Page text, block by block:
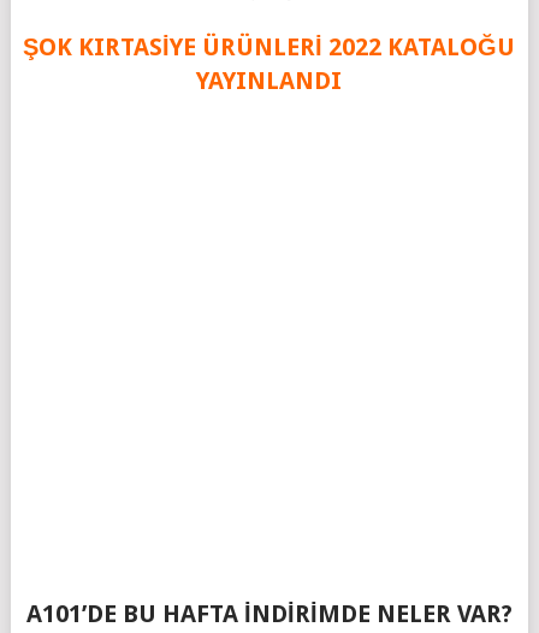
ŞOK KIRTASİYE ÜRÜNLERİ 2022 KATALOĞU
YAYINLANDI
A101’DE BU HAFTA İNDİRİMDE NELER VAR?